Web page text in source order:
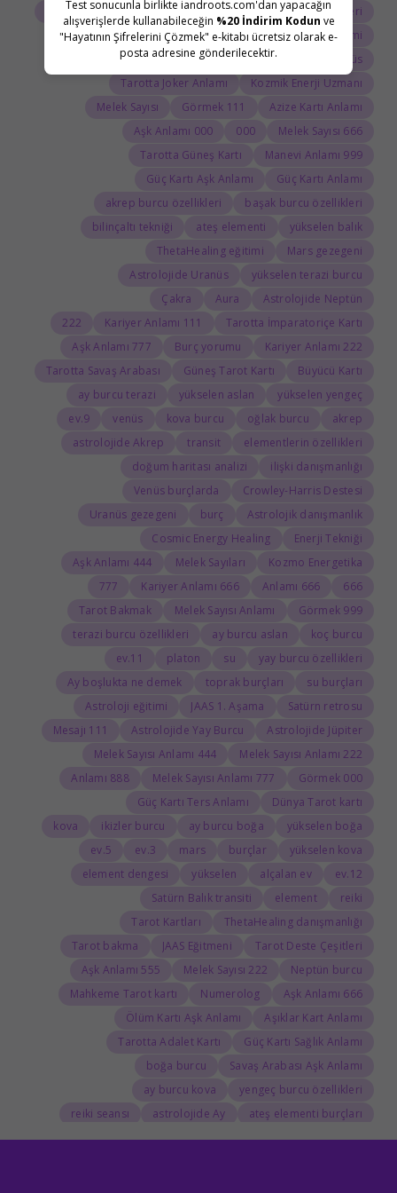
Test sonucunla birlikte iandroots.com'dan yapacağın
alışverişlerde kullanabileceğin %20 İndirim Kodun ve
"Hayatının Şifrelerini Çözmek" e-kitabı ücretsiz olarak e-
posta adresine gönderilecektir.
ThetaHealing semineri
Tarot Sembolleri
Tarot Açılımı
Jean Adrienne Arınma Sistemi
Uranüs burcu
Doğum haritasında Uranüs
Astroloji Sözlüğü
Kozmik Enerji Uzmanı
Tarotta Joker Anlamı
Azize Kartı Anlamı
111 Görmek
Melek Sayısı
666 Melek Sayısı
000
000 Aşk Anlamı
999 Manevi Anlamı
Tarotta Güneş Kartı
Güç Kartı Anlamı
Güç Kartı Aşk Anlamı
başak burcu özellikleri
akrep burcu özellikleri
yükselen balık
ateş elementi
bilinçaltı tekniği
Mars gezegeni
ThetaHealing eğitimi
yükselen terazi burcu
Astrolojide Uranüs
Astrolojide Neptün
Aura
Çakra
Tarotta İmparatoriçe Kartı
111 Kariyer Anlamı
222
222 Kariyer Anlamı
Burç yorumu
777 Aşk Anlamı
Büyücü Kartı
Güneş Tarot Kartı
Tarotta Savaş Arabası
yükselen yengeç
yükselen aslan
ay burcu terazi
akrep
oğlak burcu
kova burcu
venüs
9.ev
elementlerin özellikleri
transit
astrolojide Akrep
ilişki danışmanlığı
doğum haritası analizi
Crowley-Harris Destesi
Venüs burçlarda
Astrolojik danışmanlık
burç
Uranüs gezegeni
Enerji Tekniği
Cosmic Energy Healing
Kozmo Energetika
Melek Sayıları
444 Aşk Anlamı
666
666 Anlamı
666 Kariyer Anlamı
777
999 Görmek
Melek Sayısı Anlamı
Tarot Bakmak
koç burcu
ay burcu aslan
terazi burcu özellikleri
yay burcu özellikleri
su
platon
11.ev
su burçları
toprak burçları
Ay boşlukta ne demek
Satürn retrosu
JAAS 1. Aşama
Astroloji eğitimi
Astrolojide Jüpiter
Astrolojide Yay Burcu
111 Mesajı
222 Melek Sayısı Anlamı
444 Melek Sayısı Anlamı
000 Görmek
777 Melek Sayısı Anlamı
888 Anlamı
Dünya Tarot kartı
Güç Kartı Ters Anlamı
yükselen boğa
ay burcu boğa
ikizler burcu
kova
yükselen kova
burçlar
mars
3.ev
5.ev
12.ev
alçalan ev
yükselen
element dengesi
reiki
element
Satürn Balık transiti
ThetaHealing danışmanlığı
Tarot Kartları
Tarot Deste Çeşitleri
JAAS Eğitmeni
Tarot bakma
Neptün burcu
222 Melek Sayısı
555 Aşk Anlamı
666 Aşk Anlamı
Numerolog
Mahkeme Tarot kartı
Aşıklar Kart Anlamı
Ölüm Kartı Aşk Anlamı
Güç Kartı Sağlık Anlamı
Tarotta Adalet Kartı
Savaş Arabası Aşk Anlamı
boğa burcu
yengeç burcu özellikleri
ay burcu kova
ateş elementi burçları
astrolojide Ay
reiki seansı
astrolog
Doğum Haritasında Mars
Tarolog